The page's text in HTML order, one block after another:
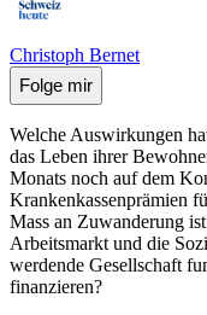
Christoph Bernet
Folge mir
Welche Auswirkungen
das Leben ihrer
Monats noch auf dem
Krankenkassenprämien
Mass an Zuwanderung
Arbeitsmarkt und die
werdende Gesellschaft
finanzieren?